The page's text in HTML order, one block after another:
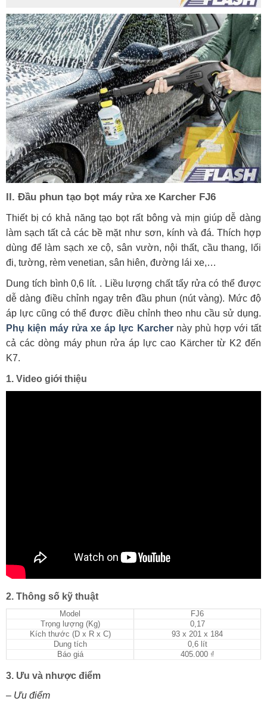
II. Đầu phun tạo bọt máy rửa xe Karcher FJ6
Thiết bị có khả năng tạo bọt rất bông và mịn giúp dễ dàng
làm sạch tất cả các bề mặt như sơn, kính và đá. Thích hợp
dùng để làm sạch xe cộ, sân vườn, nội thất, cầu thang, lối
đi, tường, rèm venetian, sân hiên, đường lái xe,…
Dung tích bình 0,6 lít. . Liều lượng chất tẩy rửa có thể được
dễ dàng điều chỉnh ngay trên đầu phun (nút vàng). Mức độ
áp lực cũng có thể được điều chỉnh theo nhu cầu sử dụng.
Phụ kiện máy rửa xe áp lực Karchernày phù hợp với tất
cả các dòng máy phun rửa áp lực cao Kärcher từ K2 đến
K7.
1. Video giới thiệu
2. Thông số kỹ thuật
Model
FJ6
Trọng lượng (Kg)
0,17
Kích thước (D x R x C)
93 x 201 x 184
Dung tích
0,6 lít
Báo giá
405.000 ₫
3. Ưu và nhược điểm
– Ưu điểm